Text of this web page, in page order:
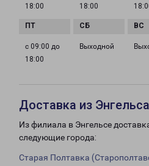
18:00
18:00
с 09:00 до
18:00
Выходной
Доставка из
Из филиала в Энгельсе
следующие города:
Старая Полтавка